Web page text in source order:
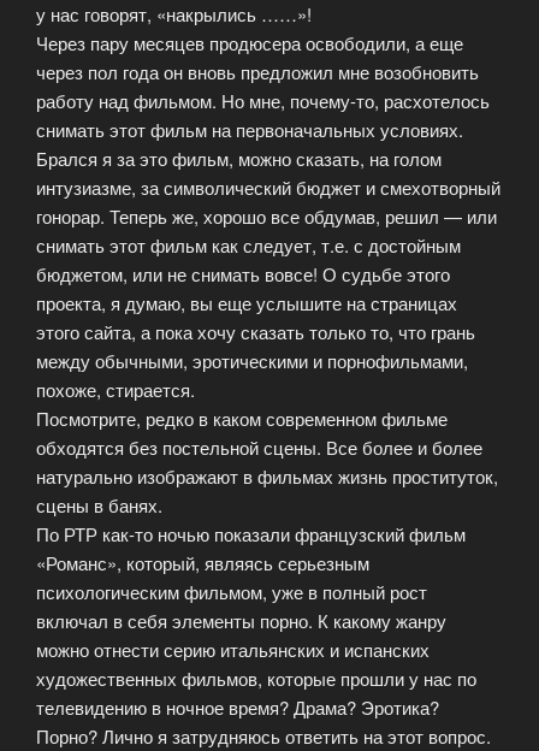
у нас говорят, «накрылись ……»!
Через пару месяцев продюсера освободили, а еще
через пол года он вновь предложил мне возобновить
работу над фильмом. Но мне, почему-то, расхотелось
снимать этот фильм на первоначальных условиях.
Брался я за это фильм, можно сказать, на голом
интузиазме, за символический бюджет и смехотворный
гонорар. Теперь же, хорошо все обдумав, решил — или
снимать этот фильм как следует, т.е. с достойным
бюджетом, или не снимать вовсе! О судьбе этого
проекта, я думаю, вы еще услышите на страницах
этого сайта, а пока хочу сказать только то, что грань
между обычными, эротическими и порнофильмами,
похоже, стирается.
Посмотрите, редко в каком современном фильме
обходятся без постельной сцены. Все более и более
натурально изображают в фильмах жизнь проституток,
сцены в банях.
По РТР как-то ночью показали французский фильм
«Романс», который, являясь серьезным
психологическим фильмом, уже в полный рост
включал в себя элементы порно. К какому жанру
можно отнести серию итальянских и испанских
художественных фильмов, которые прошли у нас по
телевидению в ночное время? Драма? Эротика?
Порно? Лично я затрудняюсь ответить на этот вопрос.